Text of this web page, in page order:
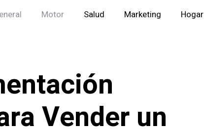
Motor Salud Marketing Hogar
Vender un